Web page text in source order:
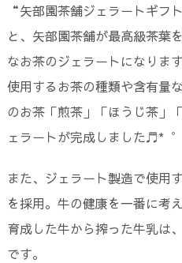
“矢部園茶舗ジェラートギフ
と、矢部園茶舗が最高級茶葉
なお茶のジェラートになり
使用するお茶の種類や含有量
のお茶「煎茶」「ほうじ茶」
ェラートが完成しました♬︎*゜
また、ジェラート製造で使用
を採用。牛の健康を一番に考
育成した牛から搾った牛乳は
です。